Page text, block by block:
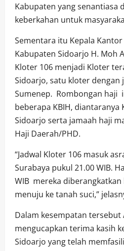
Kabupaten yang senantiasa
keberkahan untuk
Sementara itu Kepala
Kabupaten Sidoarjo H. Moh
Kloter 106 menjadi Kloter
Sidoarjo, satu kloter dengan
Sumenep. Rombongan haji
beberapa KBIH, diantaranya
Sidoarjo serta jamaah haji
Haji Daerah/PHD.
“Jadwal Kloter 106 masuk
Surabaya pukul 21.00 WIB.
WIB mereka diberangkatkan
menuju ke tanah suci,”
Dalam kesempatan tersebut
mengucapkan terima kasih
Sidoarjo yang telah